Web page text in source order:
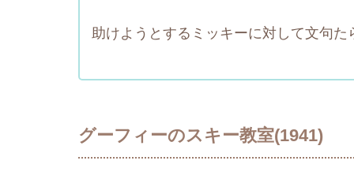
助けようとするミッキーに対して文句た
グーフィーのスキー教室(1941)